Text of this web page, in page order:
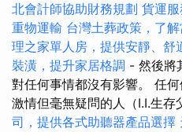
北會計師協助財務規劃 貨運
重物運輸 台灣土葬政策，了
理之家單人房，提供安靜、舒
裝潢，提升家居格調 - 然後將
對任何事情都沒有影響。 任
激情但毫無疑問的人（I.I.生存
司，提供各式助聽器產品選擇